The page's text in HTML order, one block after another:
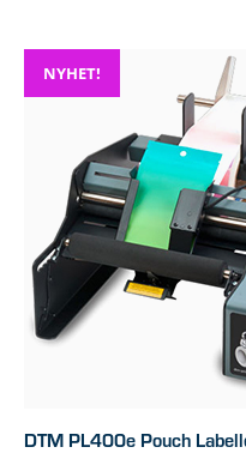
NYHET!
DTM PL400e Pouch